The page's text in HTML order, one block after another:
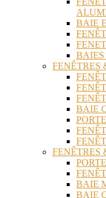
BAIE
FENÊTRES
BAIE
FENÊTRES
BAIE
BAIE